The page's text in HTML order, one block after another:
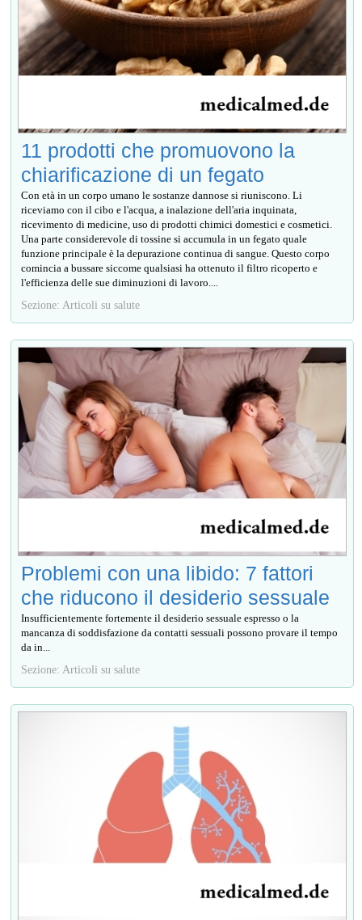
11 prodotti che promuovono la
chiarificazione di un fegato
Con età in un corpo umano le sostanze dannose si riuniscono. Li
riceviamo con il cibo e l'acqua, a inalazione dell'aria inquinata,
ricevimento di medicine, uso di prodotti chimici domestici e cosmetici.
Una parte considerevole di tossine si accumula in un fegato quale
funzione principale è la depurazione continua di sangue. Questo corpo
comincia a bussare siccome qualsiasi ha ottenuto il filtro ricoperto e
l'efficienza delle sue diminuzioni di lavoro....
Sezione: Articoli su salute
Problemi con una libido: 7 fattori
che riducono il desiderio sessuale
Insufficientemente fortemente il desiderio sessuale espresso o la
mancanza di soddisfazione da contatti sessuali possono provare il tempo
da in...
Sezione: Articoli su salute